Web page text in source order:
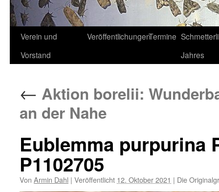
Verein und
Vorstand
VeröffentlichungenTermine
Jahres
← Aktion borelii:
an der Nahe
Eublemma purpurina
P1102705
Von Armin Dahl | Veröffentlicht 12. Oktober 2021 | Die